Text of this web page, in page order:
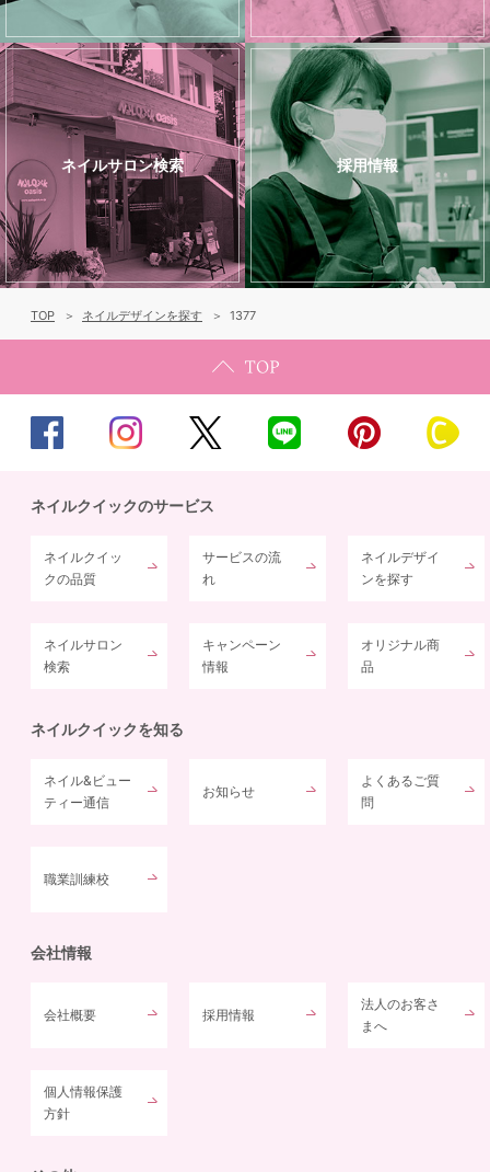
ネイルサロン検索 採用情報
TOP ネイルデザインを探す 1377
ネイルクイックのサービス
ネイルクイッ
クの品質
サービスの流
れ
ネイルデザイ
ンを探す
ネイルサロン
検索
キャンペーン
情報
オリジナル商
品
ネイルクイックを知る
ネイル&ビュー
ティー通信
お知らせ
よくあるご質
問
職業訓練校
会社情報
会社概要 採用情報
法人のお客さ
まへ
個人情報保護
方針